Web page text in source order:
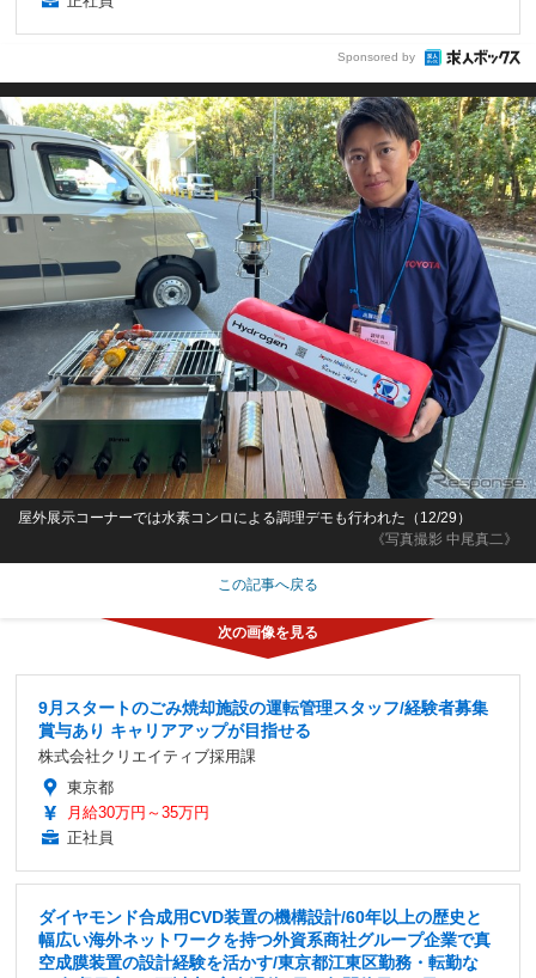
Sponsored by
《写真撮影 中尾真二》
屋外展示コーナーでは水素コンロによる調理デモも行われた（12/29）
この記事へ戻る
9月スタートのごみ焼却施設の運転管理スタッフ/経験者募集
賞与あり キャリアアップが目指せる
株式会社クリエイティブ採用課
東京都
月給30万円～35万円
正社員
ダイヤモンド合成用CVD装置の機構設計/60年以上の歴史と
幅広い海外ネットワークを持つ外資系商社グループ企業で真
空成膜装置の設計経験を活かす/東京都江東区勤務・転勤な